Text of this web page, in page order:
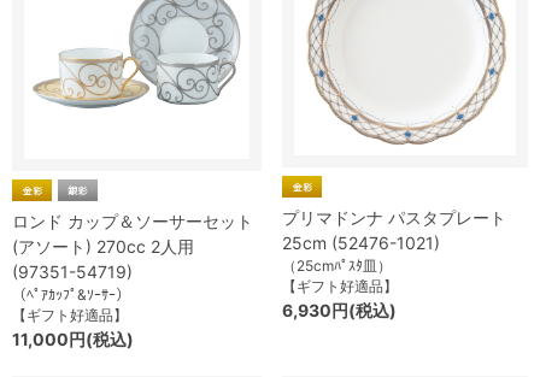
ロンド カップ＆ソーサーセット
(アソート) 270cc 2人用
(97351-54719)
（ﾍﾟｱｶｯﾌﾟ&ｿｰｻｰ）
【ギフト好適品】
11,000円(税込)
プリマドンナ パスタプレート
25cm (52476-1021)
（25cmﾊﾟｽﾀ皿）
【ギフト好適品】
6,930円(税込)